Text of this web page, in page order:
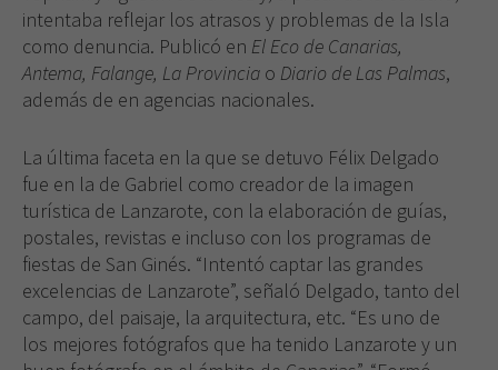
intentaba reflejar los atrasos y problemas de la Isla
como denuncia. Publicó en El Eco de Canarias,
Antema, Falange, La Provincia o Diario de Las Palmas,
además de en agencias nacionales.
La última faceta en la que se detuvo Félix Delgado
fue en la de Gabriel como creador de la imagen
turística de Lanzarote, con la elaboración de guías,
postales, revistas e incluso con los programas de
fiestas de San Ginés. “Intentó captar las grandes
excelencias de Lanzarote”, señaló Delgado, tanto del
campo, del paisaje, la arquitectura, etc. “Es uno de
los mejores fotógrafos que ha tenido Lanzarote y un
Necesarias
cookies no
son